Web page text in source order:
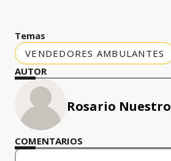
Temas
VENDEDORES AMBULANTES
AUTOR
Rosario Nuestro
COMENTARIOS